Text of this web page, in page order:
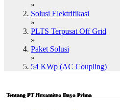
»
Solusi Elektrifikasi
»
PLTS Terpusat Off Grid
»
Paket Solusi
»
54 KWp (AC Coupling)
Tentang PT Hexamitra Daya Prima